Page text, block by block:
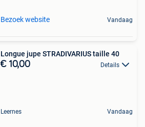
Bezoek website Vandaag
Longue jupe STRADIVARIUS taille 40
€ 10,00 Details
Leernes Vandaag